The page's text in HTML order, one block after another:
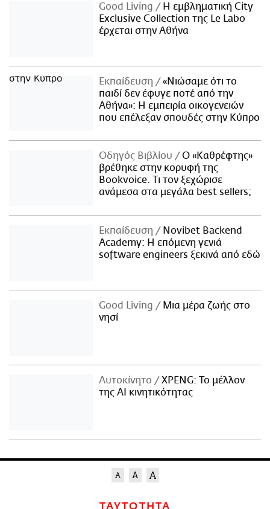
Good Living
Η εμβληματική City
Exclusive Collection της Le Labo
έρχεται στην Αθήνα
Εκπαίδευση
«Νιώσαμε ότι το
παιδί δεν έφυγε ποτέ από την
Αθήνα»: Η εμπειρία οικογενειών
που επέλεξαν σπουδές στην Κύπρο
Οδηγός Βιβλίου
Ο «Καθρέφτης»
βρέθηκε στην κορυφή της
Bookvoice. Τι τον ξεχώρισε
ανάμεσα στα μεγάλα best sellers;
Εκπαίδευση
Novibet Backend
Academy: Η επόμενη γενιά
software engineers ξεκινά από εδώ
Good Living
Μια μέρα ζωής στο
νησί
Αυτοκίνητο
XPENG: Το μέλλον
της AI κινητικότητας
ΤΑΥΤΟΤΗΤΑ